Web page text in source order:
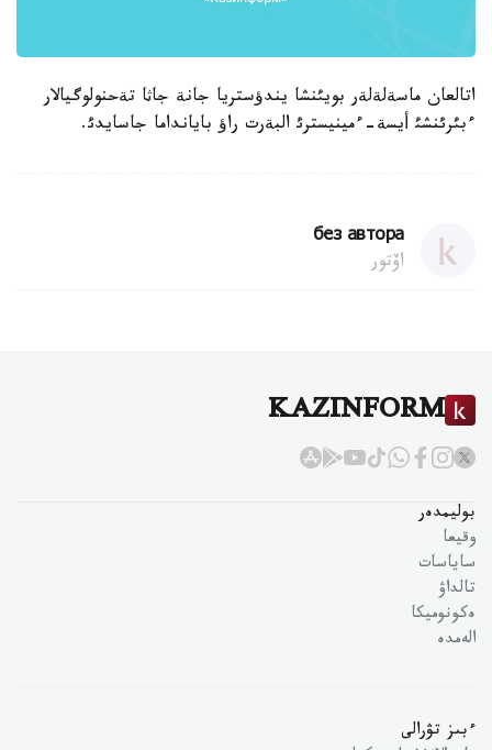
اتالعان ماسةلةلةر بويئنشا يندؤستريا جانة جاثا تةحنولوگيالار
ءبئرئنشئ أيسة-ءمينيسترئ البةرت راؤ بايانداما جاسايدئ.
без автора
اۆتور
KAZINFORM
بوليمدەر
وقيعا
ساياسات
تالداۋ
ەكونوميكا
الەمدە
ءبىز تۋرالى